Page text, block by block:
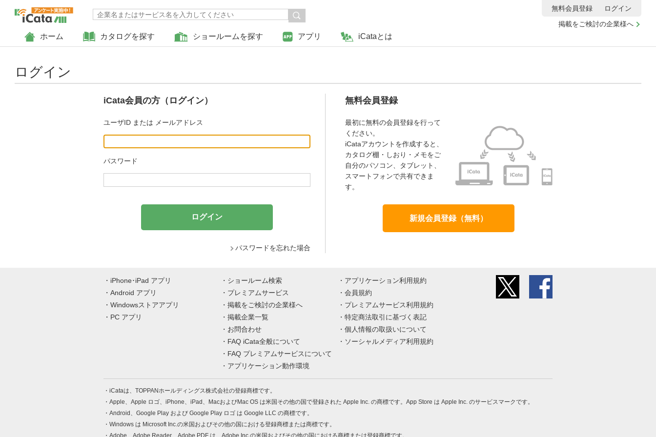
ホーム カタログを探す ショールームを探す アプリ iCataとは
掲載をご検討の企業様へ
無料会員登録 ログイン
ログイン
iCata会員の方（ログイン）
ユーザID または メールアドレス
パスワード
パスワードを忘れた場合
無料会員登録
最初に無料の会員登録を行って
ください。
iCataアカウントを作成すると、
カタログ棚・しおり・メモをご
自分のパソコン、タブレット、
スマートフォンで共有できま
す。
新規会員登録（無料）
iPhone･iPad アプリ
Android アプリ
Windowsストアアプリ
PC アプリ
ショールーム検索
プレミアムサービス
掲載をご検討の企業様へ
掲載企業一覧
お問合わせ
FAQ iCata全般について
FAQ プレミアムサービスについて
アプリケーション動作環境
アプリケーション利用規約
会員規約
プレミアムサービス利用規約
特定商法取引に基づく表記
個人情報の取扱いについて
ソーシャルメディア利用規約
iCataは、TOPPANホールディングス株式会社の登録商標です。
Apple、Apple ロゴ、iPhone、iPad、MacおよびMac OS は米国その他の国で登録された Apple Inc. の商標です。App Store は Apple Inc. のサービスマークです。
Android、Google Play および Google Play ロゴ は Google LLC の商標です。
Windows は Microsoft Inc.の米国およびその他の国における登録商標または商標です。
Adobe、Adobe Reader、Adobe PDF は、Adobe Inc.の米国およびその他の国における商標または登録商標です。